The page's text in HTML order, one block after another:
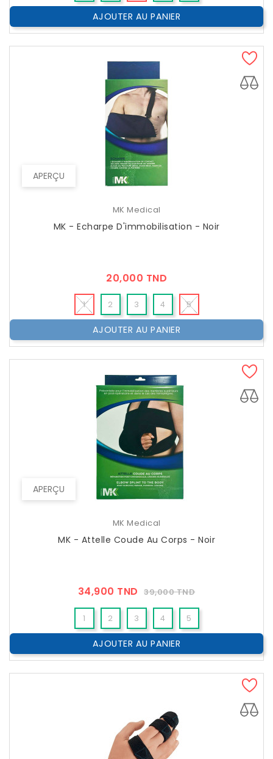
AJOUTER AU PANIER
APERÇU
MK Medical
MK - Echarpe D'immobilisation - Noir
20,000 TND
1 2 3 4 5
AJOUTER AU PANIER
APERÇU
MK Medical
MK - Attelle Coude Au Corps - Noir
34,900 TND Prix
Public
39,000 TNDPrix
1 2 3 4 5
AJOUTER AU PANIER